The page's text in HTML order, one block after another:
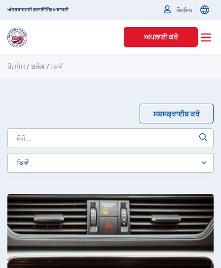
ਅੰਤਰਰਾਸ਼ਟਰੀ ਡਰਾਈਵਿੰਗ ਅਥਾਰਟੀ ਲੌਗਇਨ
ਅਪਲਾਈ ਕਰੋ
ਹੋਮਪੇਜ/ਬਲੌਗ /ਕਿਵੇਂ
ਸਬਸਕ੍ਰਾਈਬ ਕਰੋ